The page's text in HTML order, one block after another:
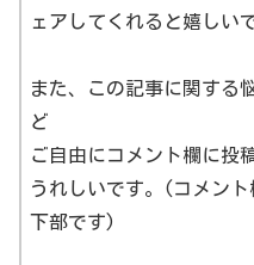
ェアしてくれると嬉しい
また、この記事に関する
ど
ご自由にコメント欄に投
うれしいです。(コメン
下部です)